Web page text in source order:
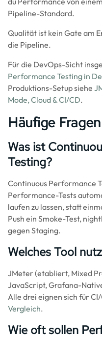
Pipeline-Standard.
Qualität ist kein Gate am
die Pipeline.
Für die DevOps-Sicht
Performance Testing in
Produktions-Setup siehe
Mode, Cloud & CI/CD.
Häufige
Was ist
Testing?
Continuous Performance
Performance-Tests
laufen zu lassen, statt
Push ein Smoke-Test,
gegen Staging.
Welches Tool
JMeter (etabliert, Mixed
JavaScript, Grafana-
Alle drei eignen sich für
Vergleich.
Wie oft sollen